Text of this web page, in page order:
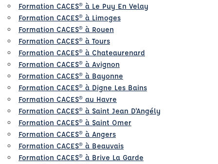
Formation CACES® à Le Puy En Velay
Formation CACES® à Limoges
Formation CACES® à Rouen
Formation CACES® à Tours
Formation CACES® à Chateaurenard
Formation CACES® à Avignon
Formation CACES® à Bayonne
Formation CACES® à Digne Les Bains
Formation CACES® au Havre
Formation CACES® à Saint Jean D'Angély
Formation CACES® à Saint Omer
Formation CACES® à Angers
Formation CACES® à Beauvais
Formation CACES® à Brive La Garde